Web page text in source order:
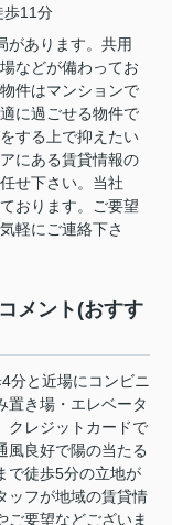
歩11分
があります。共用
などが備わってお
件はマンションで
に過ごせる物件で
する上で抑えたい
にある賃貸情報の
せ下さい。当社
おります。ご要望
軽にご連絡下さ
メント(おすす
分と近場にコンビニ
置き場・エレベータ
クレジットカードで
風良好で陽の当たる
で徒歩5分の立地が
ッフが地域の賃貸情
ご要望などございま